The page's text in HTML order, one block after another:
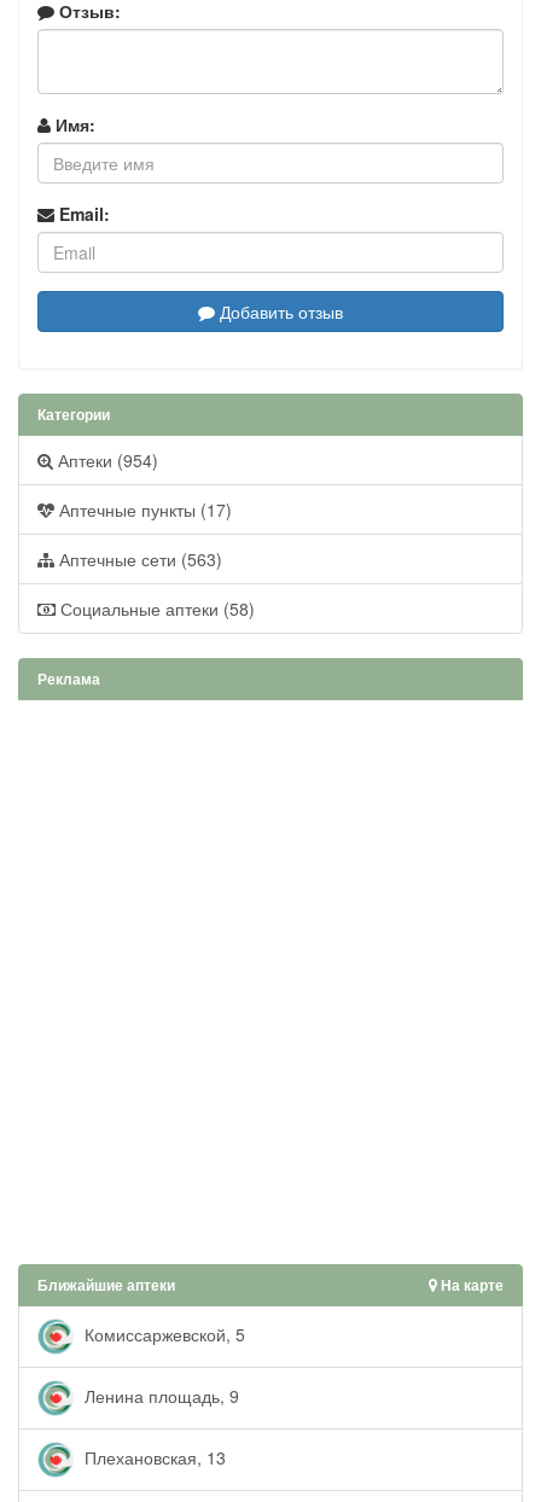
Отзыв:
Имя:
Email:
Добавить отзыв
Категории
Аптеки (954)
Аптечные пункты (17)
Аптечные сети (563)
Социальные аптеки (58)
Реклама
Ближайшие аптеки На карте
Комиссаржевской, 5
Ленина площадь, 9
Плехановская, 13